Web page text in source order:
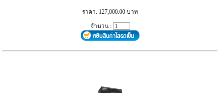
ราคา: 127,000.00 บาท
จำนวน :